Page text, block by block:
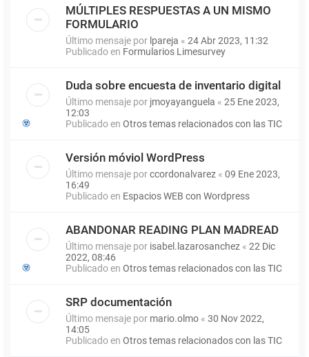
MÚLTIPLES RESPUESTAS A UN MISMO
FORMULARIO
Último mensaje por lpareja « 24 Abr 2023, 11:32
Publicado en Formularios Limesurvey
Duda sobre encuesta de inventario digital
Último mensaje por jmoyayanguela « 25 Ene 2023,
12:03
Publicado en Otros temas relacionados con las TIC
Versión móviol WordPress
Último mensaje porccordonalvarez « 09 Ene 2023,
16:49
Publicado en Espacios WEB con Wordpress
ABANDONAR READING PLAN MADREAD
Último mensaje por isabel.lazarosanchez « 22 Dic
2022, 08:46
Publicado en Otros temas relacionados con las TIC
SRP documentación
Último mensaje por mario.olmo « 30 Nov 2022,
14:05
Publicado en Otros temas relacionados con las TIC